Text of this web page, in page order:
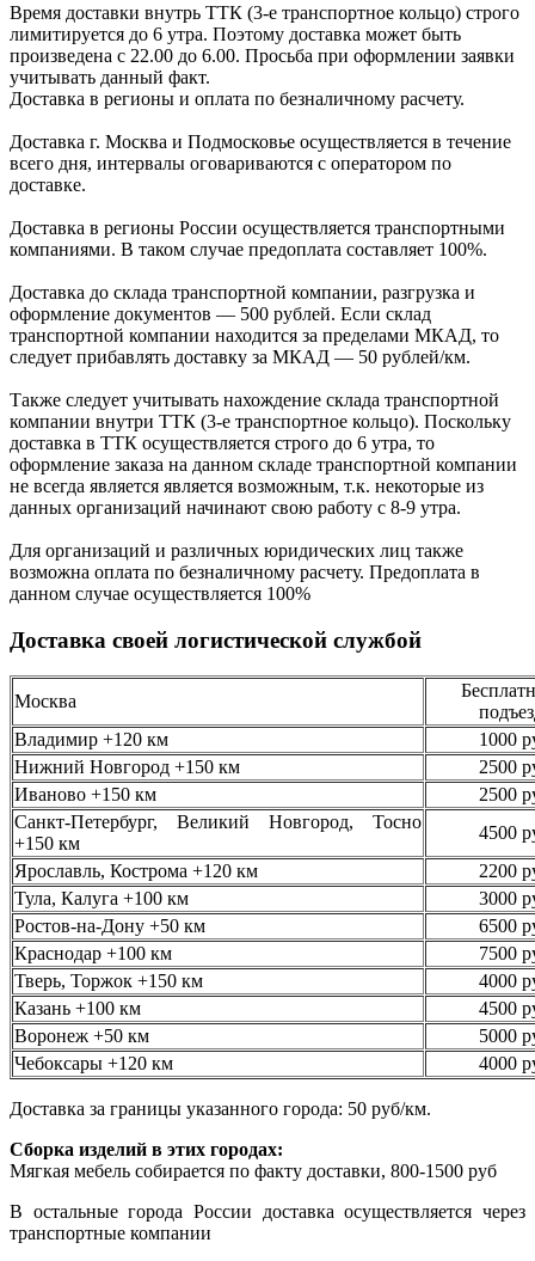
Время доставки внутрь ТТК (3-е транспортное кольцо) строго
лимитируется до 6 утра. Поэтому доставка может быть
произведена с 22.00 до 6.00. Просьба при оформлении заявки
учитывать данный факт.
Доставка в регионы и оплата по безналичному расчету.
Доставка г. Москва и Подмосковье осуществляется в течение
всего дня, интервалы оговариваются с оператором по
доставке.
Доcтавка в регионы России осуществляется транспортными
компаниями. В таком случае предоплата составляет 100%.
Доставка до склада транспортной компании, разгрузка и
оформление документов — 500 рублей. Если склад
транспортной компании находится за пределами МКАД, то
следует прибавлять доставку за МКАД — 50 рублей/км.
Также следует учитывать нахождение склада транспортной
компании внутри ТТК (3-е транспортное кольцо). Поскольку
доставка в ТТК осуществляется строго до 6 утра, то
оформление заказа на данном складе транспортной компании
не всегда является является возможным, т.к. некоторые из
данных организаций начинают свою работу с 8-9 утра.
Для организаций и различных юридических лиц также
возможна оплата по безналичному расчету. Предоплата в
данном случае осуществляется 100%
Доставка своей логистической службой
Москва
Владимир +120 км
1000
Нижний Новгород +150 км
2500
Иваново +150 км
2500
Санкт-Петербург, Великий Новгород, Тосно
+150 км
4500
Ярославль, Кострома +120 км
2200
Тула, Калуга +100 км
3000
Ростов-на-Дону +50 км
6500
Краснодар +100 км
7500
Тверь, Торжок +150 км
4000
Казань +100 км
4500
Воронеж +50 км
5000
Чебоксары +120 км
4000
Доставка за границы указанного города: 50 руб/км.
Сборка изделий в этих городах:
Мягкая мебель собирается по факту доставки, 800-1500 руб
В остальные города России доставка осуществляется через
транспортные компании